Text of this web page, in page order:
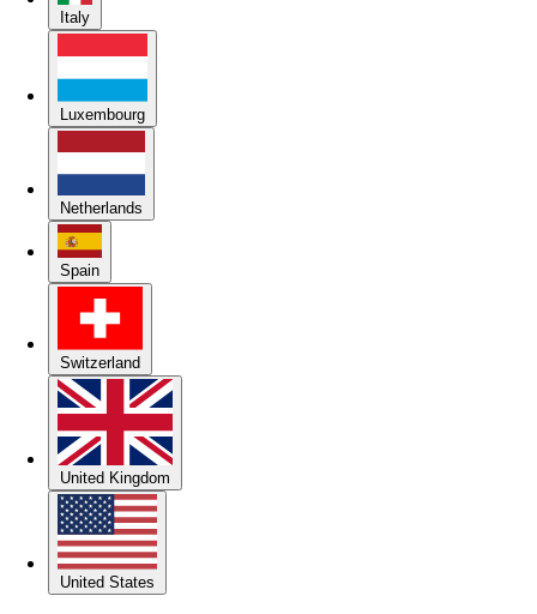
Italy
Luxembourg
Netherlands
Spain
Switzerland
United Kingdom
United States